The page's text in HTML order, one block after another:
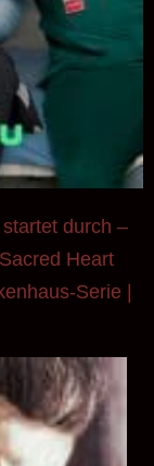
durch –
Heart
Serie |